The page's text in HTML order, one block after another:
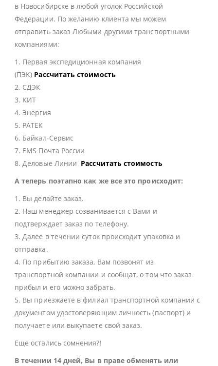
в Новосибирске в любой уголок Российской
Федерации. По желанию клиента мы можем
отправить заказ Любыми другими транспортными
компаниями:
1. Первая экспедиционная компания
(ПЭК) Рассчитать стоимость
2. СДЭК
3. КИТ
4. Энергия
5. РАТЕК
6. Байкал-Сервис
7. EMS Почта России
8. Деловые Линии Рассчитать стоимость
А теперь поэтапно как же все это происходит:
1. Вы делайте заказ.
2. Наш менеджер созванивается с Вами и
подтверждает заказ по телефону.
3. Далее в течении суток происходит упаковка и
отправка.
4. По прибытию заказа, Вам позвонят из
транспортной компании и сообщат, о том что заказ
прибыл и его можно забрать.
5. Вы приезжаете в филиал транспортной компании с
документом удостоверяющим личность (паспорт) и
получаете или выкупаете свой заказ.
Еще остались сомнения?!
В течении 14 дней, Вы в праве обменять или